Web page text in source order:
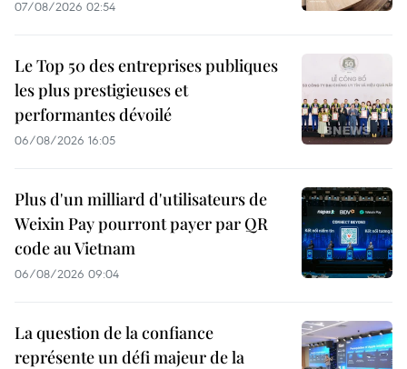
07/08/2026 02:54
Le Top 50 des entreprises publiques
les plus prestigieuses et
performantes dévoilé
06/08/2026 16:05
Plus d'un milliard d'utilisateurs de
Weixin Pay pourront payer par QR
code au Vietnam
06/08/2026 09:04
La question de la confiance
représente un défi majeur de la